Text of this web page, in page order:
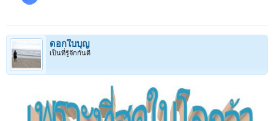
ดอกใบบุญ
เป็นที่รู้จักกันดี